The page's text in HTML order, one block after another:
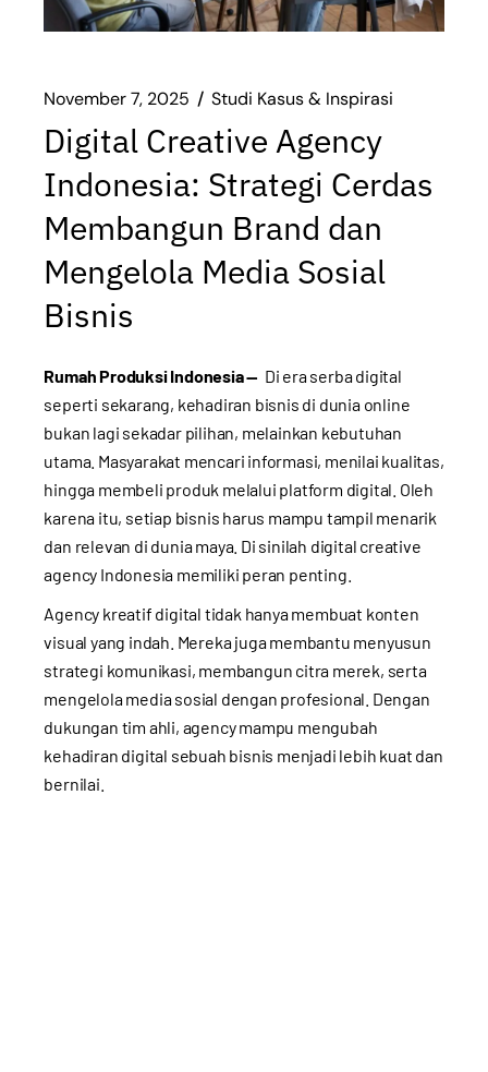
November 7, 2025 Studi Kasus & Inspirasi
Digital Creative Agency
Indonesia: Strategi Cerdas
Membangun Brand dan
Mengelola Media Sosial
Bisnis
Rumah Produksi Indonesia — Di era serba digital
seperti sekarang, kehadiran bisnis di dunia online
bukan lagi sekadar pilihan, melainkan kebutuhan
utama. Masyarakat mencari informasi, menilai kualitas,
hingga membeli produk melalui platform digital. Oleh
karena itu, setiap bisnis harus mampu tampil menarik
dan relevan di dunia maya. Di sinilah digital creative
agency Indonesia memiliki peran penting.
Agency kreatif digital tidak hanya membuat konten
visual yang indah. Mereka juga membantu menyusun
strategi komunikasi, membangun citra merek, serta
mengelola media sosial dengan profesional. Dengan
dukungan tim ahli, agency mampu mengubah
kehadiran digital sebuah bisnis menjadi lebih kuat dan
bernilai.